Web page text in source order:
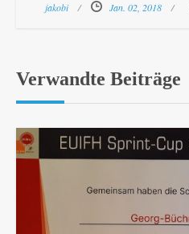
jakobi Jan. 02, 2018
Verwandte Beiträge